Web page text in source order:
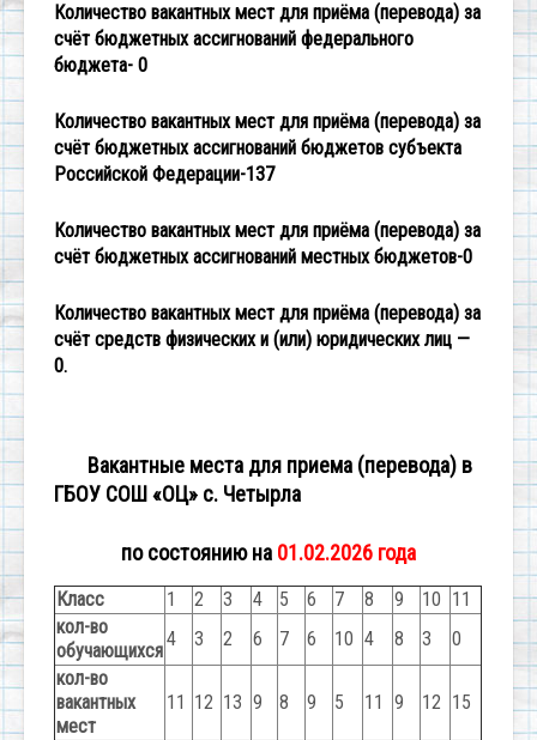
Количество вакантных мест для приёма (перевода) за
счёт бюджетных ассигнований федерального
бюджета- 0
Количество вакантных мест для приёма (перевода) за
счёт бюджетных ассигнований бюджетов субъекта
Российской Федерации-137
Количество вакантных мест для приёма (перевода) за
счёт бюджетных ассигнований местных бюджетов-0
Количество вакантных мест для приёма (перевода) за
счёт средств физических и (или) юридических лиц —
0.
Вакантные места для приема (перевода) в
ГБОУ СОШ «ОЦ» с. Четырла
по состоянию на 01.02.2026 года
Класс 1 2 3 4 5 6 7 8 9 10 11
кол-во
обучающихся
4 3 2 6 7 6 10 4 8 3
0
кол-во
вакантных
мест
11 12 13 9 8 9 5 11 9 12 15